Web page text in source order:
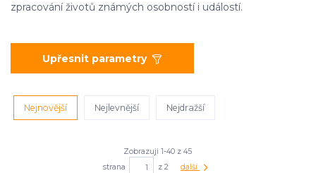
zpracování životů známých osobností i událostí.
Upřesnit parametry
Nejnovější Nejlevnější Nejdražší
Zobrazuji 1-40 z 45
strana
z 2 další